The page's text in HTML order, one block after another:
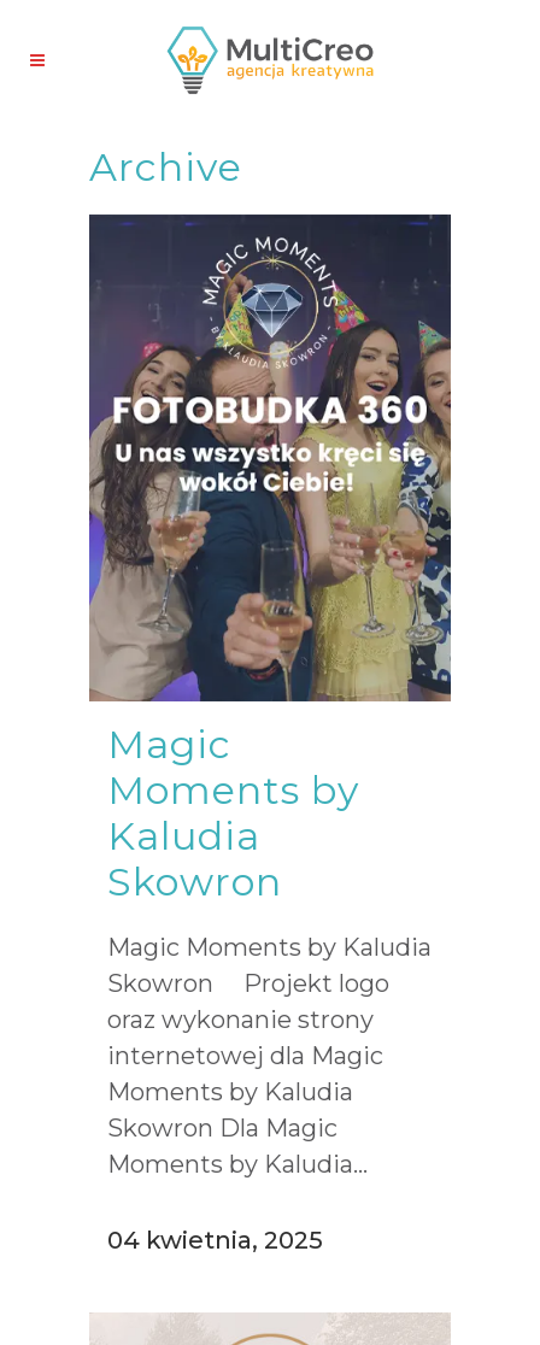
Archive
Magic
Moments by
Kaludia
Skowron
Magic Moments by Kaludia
Skowron Projekt logo
oraz wykonanie strony
internetowej dla Magic
Moments by Kaludia
Skowron Dla Magic
Moments by Kaludia...
04 kwietnia, 2025